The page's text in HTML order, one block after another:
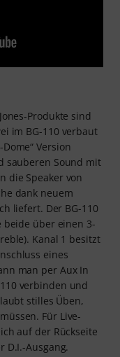
Produkte sind
im BG-110 verbaut
Version
sauberen Sound mit
die Speaker von
dank neuem
liefert. Der BG-110
beide über einen 3-
Kanal 1 besitzt
eines
man per Aux In
verbinden und
stilles Üben,
Für Live-
auf der Rückseite
D.I.-Ausgang.